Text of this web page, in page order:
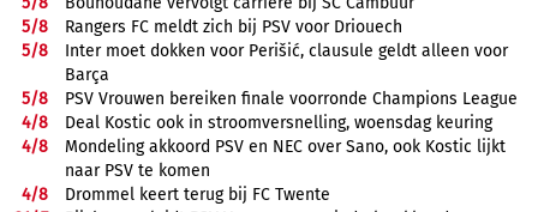
5/8
Rangers FC meldt zich bij PSV voor Driouech
5/8
Inter moet dokken voor Perišić, clausule geldt alleen voor
Barça
5/8
PSV Vrouwen bereiken finale voorronde Champions League
4/8
Deal Kostic ook in stroomversnelling, woensdag keuring
4/8
Mondeling akkoord PSV en NEC over Sano, ook Kostic lijkt
naar PSV te komen
4/8
Drommel keert terug bij FC Twente